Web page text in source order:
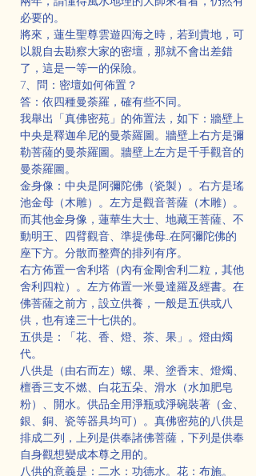
必要的。
將來，蓮生聖尊雲遊四海之時，若到貴地，可
以親自去勘察大家的密壇，那就不會出差錯
了，這是一等一的保險。
7、問：密壇如何佈置？
答：依四種曼荼羅，確有些不同。
我舉出「真佛密苑」的佈置法，如下：牆壁上
中央是釋迦牟尼的曼荼羅圖。牆壁上右方是彌
勒菩薩的曼荼羅圖。牆壁上左方是千手觀音的
曼荼羅圖。
金身像：中央是阿彌陀佛（瓷製）。右方是瑤
池金母（木雕）。左方是觀音菩薩（木雕）。
而其他金身像，蓮華生大士、地藏王菩薩、不
動明王、四臂觀音、準提佛母…在阿彌陀佛的
座下方。分散而整齊的排列有序。
右方佈置一舍利塔（內有金剛舍利二粒，其他
舍利四粒）。左方佈置一米曼達羅及經書。在
佛菩薩之前方，設立供養，一般是五供或八
供，也有達三十七供的。
五供是：「花、香、燈、茶、果」。燈由燭
代。
八供是（由右而左）螺、果、塗香末、燈燭、
檀香三支不燃、白花五朵、滑水（水加肥皂
粉）、開水。供品全用淨瓶或淨碗裝著（金、
銀、銅、瓷等器具均可）。真佛密苑的八供是
排成二列，上列是供奉諸佛菩薩，下列是供奉
自身觀想變成本尊之用的。
八供的意義是：二水：功德水。花：布施。